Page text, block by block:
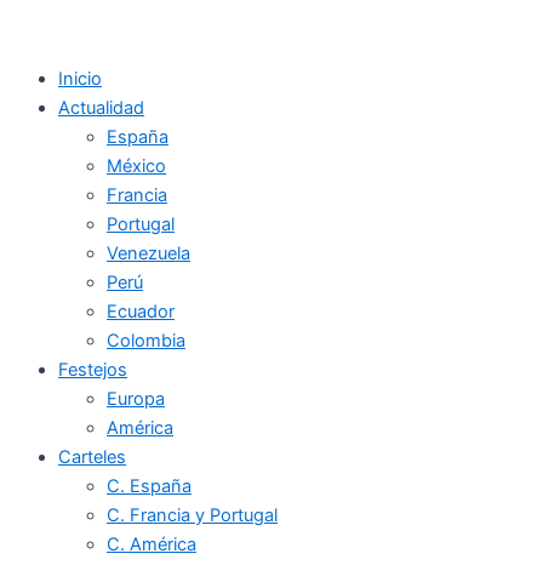
Inicio
Actualidad
España
México
Francia
Portugal
Venezuela
Perú
Ecuador
Colombia
Festejos
Europa
América
Carteles
C. España
C. Francia y Portugal
C. América